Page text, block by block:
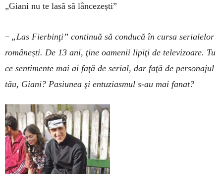
„Giani nu te lasă să lâncezești”
– „Las Fierbinţi” continuă să conducă în cursa serialelor
românești. De 13 ani, ţine oamenii lipiţi de televizoare. Tu
ce sentimente mai ai faţă de serial, dar faţă de personajul
tău, Giani? Pasiunea şi entuziasmul s-au mai fanat?